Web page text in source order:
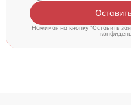
Нажимая на кнопку "Оставить